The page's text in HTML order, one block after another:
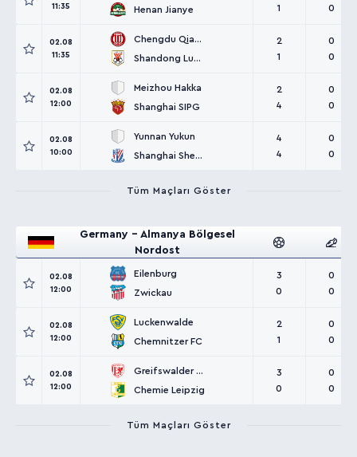
11:35
Henan Jianye
1
0
02.08
11:35
Chengdu Qianbao
Shandong Luneng
2
1
0
0
02.08
12:00
Meizhou Hakka
Shanghai SIPG
2
4
0
0
02.08
10:00
Yunnan Yukun
Shanghai Shenhua
4
4
0
0
Tüm Maçları Göster
Germany - Almanya Bölgesel
Nordost
02.08
12:00
Eilenburg
Zwickau
3
0
0
0
02.08
12:00
Luckenwalde
Chemnitzer FC
2
1
0
0
02.08
12:00
Greifswalder FC
Chemie Leipzig
3
0
0
0
Tüm Maçları Göster